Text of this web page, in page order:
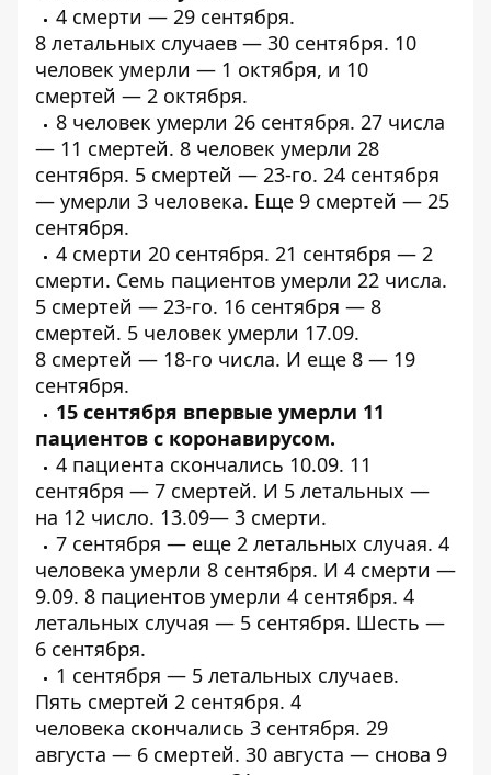
4 смерти — 29 сентября.
8 летальных случаев — 30 сентября. 10
человек умерли — 1 октября, и 10
смертей — 2 октября.
8 человек умерли 26 сентября. 27 числа
— 11 смертей. 8 человек умерли 28
сентября. 5 смертей — 23-го. 24 сентября
— умерли 3 человека. Еще 9 смертей — 25
сентября.
4 смерти 20 сентября. 21 сентября — 2
смерти. Семь пациентов умерли 22 числа.
5 смертей — 23-го. 16 сентября — 8
смертей. 5 человек умерли 17.09.
8 смертей — 18-го числа. И еще 8 — 19
сентября.
15 сентября впервые умерли 11
пациентов с коронавирусом.
4 пациента скончались 10.09. 11
сентября — 7 смертей. И 5 летальных —
на 12 число. 13.09— 3 смерти.
7 сентября — еще 2 летальных случая. 4
человека умерли 8 сентября. И 4 смерти —
9.09. 8 пациентов умерли 4 сентября. 4
летальных случая — 5 сентября. Шесть —
6 сентября.
1 сентября — 5 летальных случаев.
Пять смертей 2 сентября. 4
человека скончались 3 сентября. 29
августа — 6 смертей. 30 августа — снова 9